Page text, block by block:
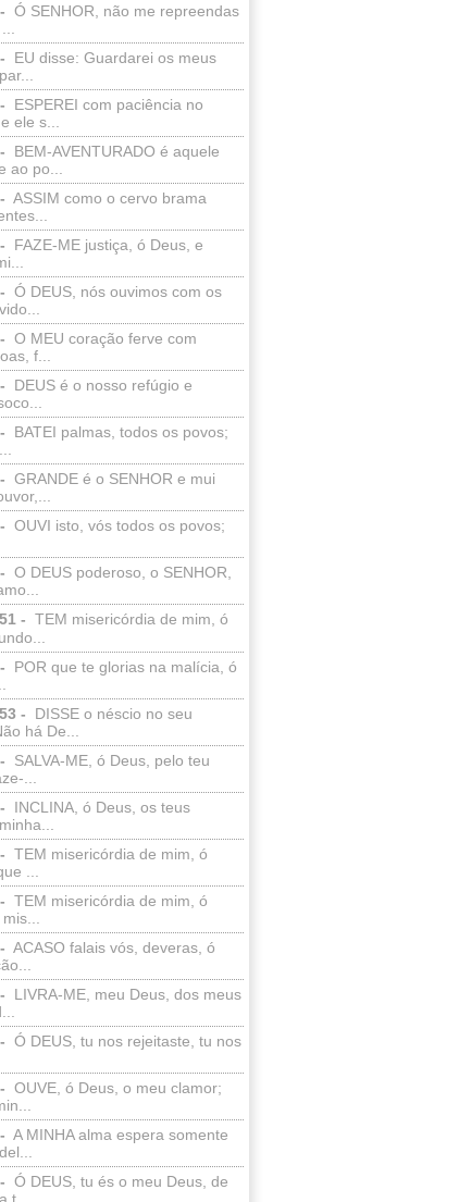
Ó SENHOR, não me repreendas
EU disse: Guardarei os meus
ESPEREI com paciência no
ele s...
BEM-AVENTURADO é aquele
ao po...
ASSIM como o cervo brama
FAZE-ME justiça, ó Deus, e
Ó DEUS, nós ouvimos com os
O MEU coração ferve com
f...
DEUS é o nosso refúgio e
BATEI palmas, todos os povos;
GRANDE é o SENHOR e mui
OUVI isto, vós todos os povos;
O DEUS poderoso, o SENHOR,
- TEM misericórdia de mim, ó
POR que te glorias na malícia, ó
-
DISSE o néscio no seu
há De...
SALVA-ME, ó Deus, pelo teu
...
INCLINA, ó Deus, os teus
TEM misericórdia de mim, ó
...
TEM misericórdia de mim, ó
ACASO falais vós, deveras, ó
LIVRA-ME, meu Deus, dos meus
Ó DEUS, tu nos rejeitaste, tu nos
OUVE, ó Deus, o meu clamor;
A MINHA alma espera somente
Ó DEUS, tu és o meu Deus, de